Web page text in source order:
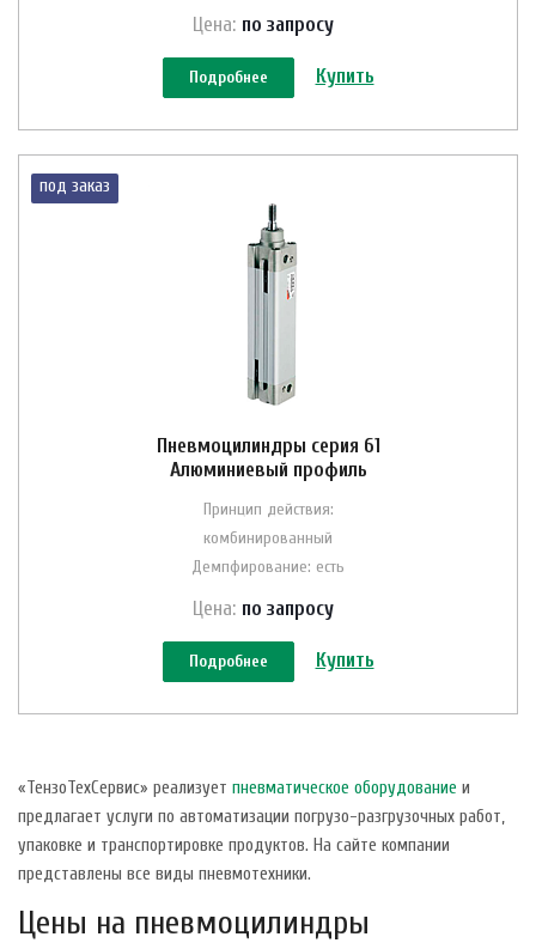
Цена: по запросу
Подробнее Купить
под заказ
Пневмоцилиндры серия 61
Алюминиевый профиль
Принцип действия:
комбинированный
Демпфирование: есть
Цена: по запросу
Подробнее Купить
«ТензоТехСервис» реализует пневматическое оборудование и
предлагает услуги по автоматизации погрузо-разгрузочных работ,
упаковке и транспортировке продуктов. На сайте компании
представлены все виды пневмотехники.
Цены на пневмоцилиндры